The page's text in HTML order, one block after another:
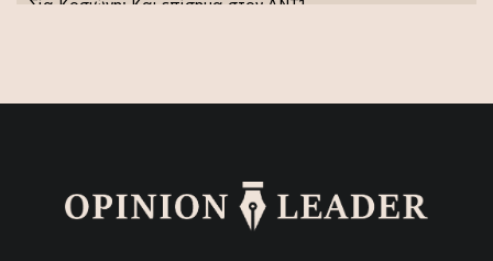
Σία Κοσιώνη: Και επίσημα στον ΑΝΤ1
της Μάρως Κοντού (photo)
Μάρω Κοντού: Πέθανε η σπουδαία ηθοποιός (video)